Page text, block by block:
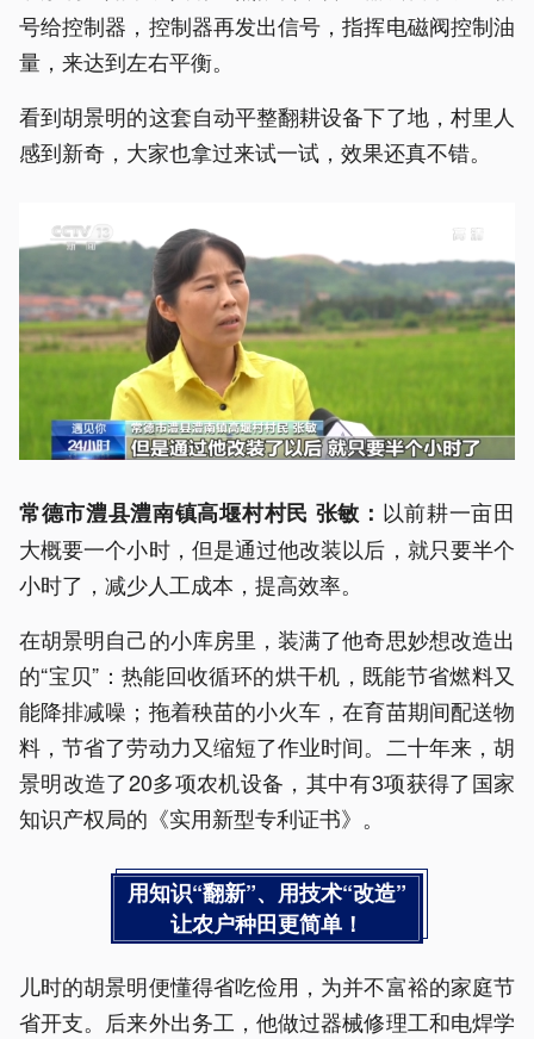
号给控制器，控制器再发出信号，指挥电磁阀控制油
量，来达到左右平衡。
看到胡景明的这套自动平整翻耕设备下了地，村里人
感到新奇，大家也拿过来试一试，效果还真不错。
常德市澧县澧南镇高堰村村民 张敏： 以前耕一亩田
大概要一个小时，但是通过他改装以后，就只要半个
小时了，减少人工成本，提高效率。
在胡景明自己的小库房里，装满了他奇思妙想改造出
的“宝贝”：热能回收循环的烘干机，既能节省燃料又
能降排减噪；拖着秧苗的小火车，在育苗期间配送物
料，节省了劳动力又缩短了作业时间。二十年来，胡
景明改造了20多项农机设备，其中有3项获得了国家
知识产权局的《实用新型专利证书》。
用知识“翻新”、用技术“改造”
让农户种田更简单！
儿时的胡景明便懂得省吃俭用，为并不富裕的家庭节
省开支。后来外出务工，他做过器械修理工和电焊学